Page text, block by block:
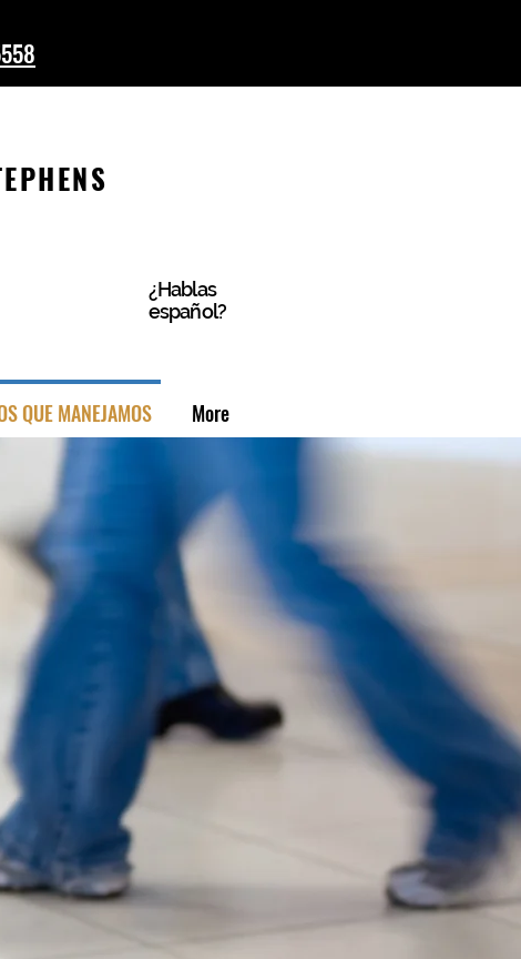
¿Hablas
español?
QUE MANEJAMOS More